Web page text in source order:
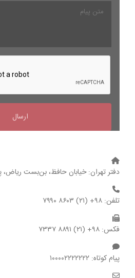
متن
پیام
دفتر تهران: خیابان حافظ، بن‌بست ریاض،
تلفن: ۹۸+ (۲۱) ۸۶۰۳ ۷۹۹۰
فکس: ۹۸+ (۲۱) ۸۸۹۱ ۷۳۳۷
پیام کوتاه: ۱۰۰۰۰۲۲۲۲۲۲۲